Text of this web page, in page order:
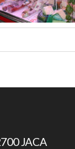
JACA